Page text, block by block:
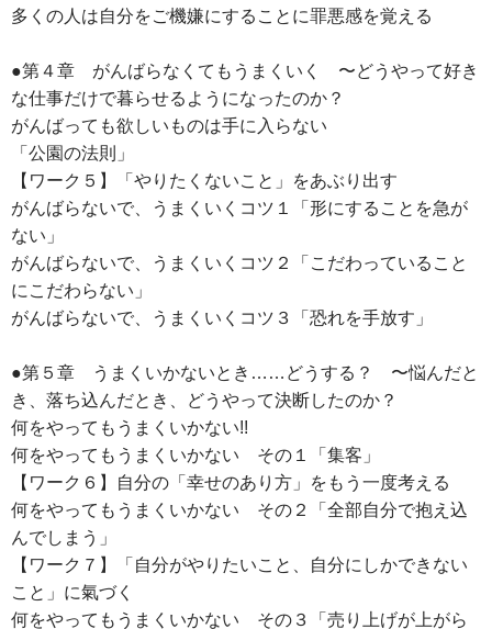
多くの人は自分をご機嫌にすることに罪悪感を覚える
●第４章 がんばらなくてもうまくいく 〜どうやって好き
な仕事だけで暮らせるようになったのか？
がんばっても欲しいものは手に入らない
「公園の法則」
【ワーク５】「やりたくないこと」をあぶり出す
がんばらないで、うまくいくコツ１「形にすることを急が
ない」
がんばらないで、うまくいくコツ２「こだわっていること
にこだわらない」
がんばらないで、うまくいくコツ３「恐れを手放す」
●第５章 うまくいかないとき……どうする？ 〜悩んだと
き、落ち込んだとき、どうやって決断したのか？
何をやってもうまくいかない!!
何をやってもうまくいかない その１「集客」
【ワーク６】自分の「幸せのあり方」をもう一度考える
何をやってもうまくいかない その２「全部自分で抱え込
んでしまう」
【ワーク７】「自分がやりたいこと、自分にしかできない
こと」に氣づく
何をやってもうまくいかない その３「売り上げが上がら